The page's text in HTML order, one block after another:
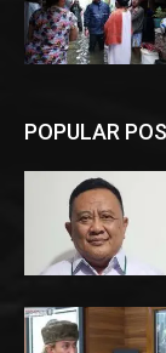
POPULAR